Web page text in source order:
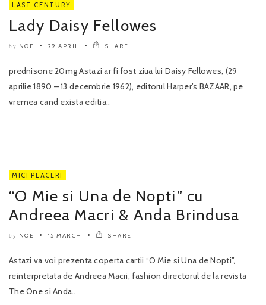
LAST CENTURY
Lady Daisy Fellowes
by NOE 29 APRIL SHARE
prednisone 20mg Astazi ar fi fost ziua lui Daisy Fellowes, (29
aprilie 1890 – 13 decembrie 1962), editorul Harper’s BAZAAR, pe
vremea cand exista editia..
MICI PLACERI
“O Mie si Una de Nopti” cu
Andreea Macri & Anda Brindusa
by NOE 15 MARCH SHARE
Astazi va voi prezenta coperta cartii “O Mie si Una de Nopti”,
reinterpretata de Andreea Macri, fashion directorul de la revista
The One si Anda..